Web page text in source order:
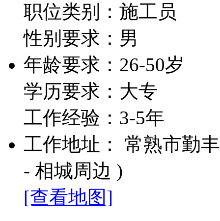
职位类别：施工员
性别要求：男
年龄要求：26-50岁
学历要求：大专
工作经验：3-5年
工作地址： 常熟市勤
- 相城周边 )
[查看地图]